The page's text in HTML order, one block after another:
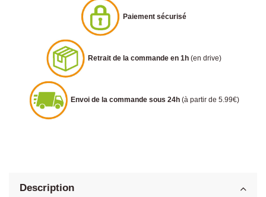
Paiement sécurisé
Retrait de la commande en 1h (en drive)
Envoi de la commande sous 24h (à partir de 5.99€)
Description